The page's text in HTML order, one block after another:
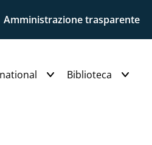
Amministrazione trasparente
Biblioteca